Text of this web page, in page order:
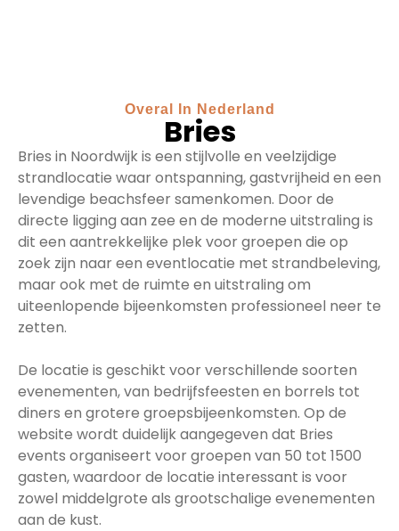
Overal In Nederland
Bries
Bries in Noordwijk is een stijlvolle en veelzijdige
strandlocatie waar ontspanning, gastvrijheid en een
levendige beachsfeer samenkomen. Door de
directe ligging aan zee en de moderne uitstraling is
dit een aantrekkelijke plek voor groepen die op
zoek zijn naar een eventlocatie met strandbeleving,
maar ook met de ruimte en uitstraling om
uiteenlopende bijeenkomsten professioneel neer te
zetten.
De locatie is geschikt voor verschillende soorten
evenementen, van bedrijfsfeesten en borrels tot
diners en grotere groepsbijeenkomsten. Op de
website wordt duidelijk aangegeven dat Bries
events organiseert voor groepen van 50 tot 1500
gasten, waardoor de locatie interessant is voor
zowel middelgrote als grootschalige evenementen
aan de kust.